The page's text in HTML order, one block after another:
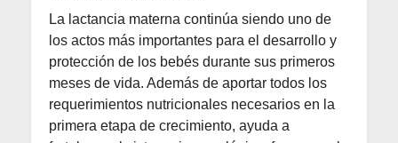
La lactancia materna continúa siendo uno de
los actos más importantes para el desarrollo y
protección de los bebés durante sus primeros
meses de vida. Además de aportar todos los
requerimientos nutricionales necesarios en la
primera etapa de crecimiento, ayuda a